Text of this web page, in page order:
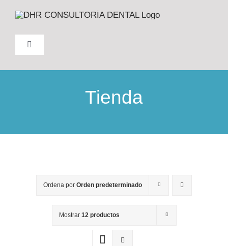
Saltar
contenidoToggle
INICIO
Tienda
Ordena por Orden predeterminado
Mostrar 12 productos